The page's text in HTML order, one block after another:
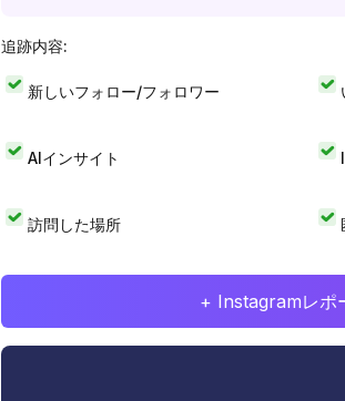
追跡内容:
新しいフォロー/フォロワー
AIインサイト
訪問した場所
+ Instagramレポ